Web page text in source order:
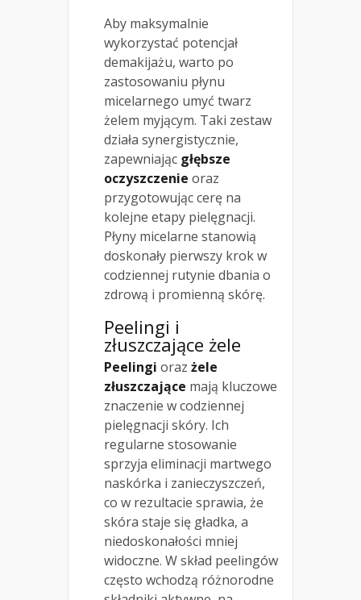
Aby maksymalnie
wykorzystać potencjał
demakijażu, warto po
zastosowaniu płynu
micelarnego umyć twarz
żelem myjącym. Taki zestaw
działa synergistycznie,
zapewniając głębsze
oczyszczenie oraz
przygotowując cerę na
kolejne etapy pielęgnacji.
Płyny micelarne stanowią
doskonały pierwszy krok w
codziennej rutynie dbania o
zdrową i promienną skórę.
Peelingi i
złuszczające żele
Peelingi oraz żele
złuszczające mają kluczowe
znaczenie w codziennej
pielęgnacji skóry. Ich
regularne stosowanie
sprzyja eliminacji martwego
naskórka i zanieczyszczeń,
co w rezultacie sprawia, że
skóra staje się gładka, a
niedoskonałości mniej
widoczne. W skład peelingów
często wchodzą różnorodne